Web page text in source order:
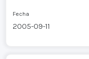
Fecha
2005-09-11